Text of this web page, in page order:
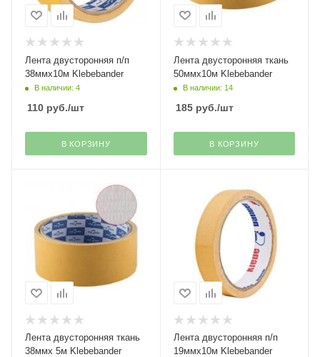
Лента двусторонняя п/п
38ммх10м Klebebander
В наличии: 4
110 руб./шт
В КОРЗИНУ
Лента двусторонняя ткань
50ммх10м Klebebander
В наличии: 14
185руб./шт
В КОРЗИНУ
Лента двусторонняя ткань
38ммх 5м Klebebander
Лента двусторонняя п/п
19ммх10м Klebebander